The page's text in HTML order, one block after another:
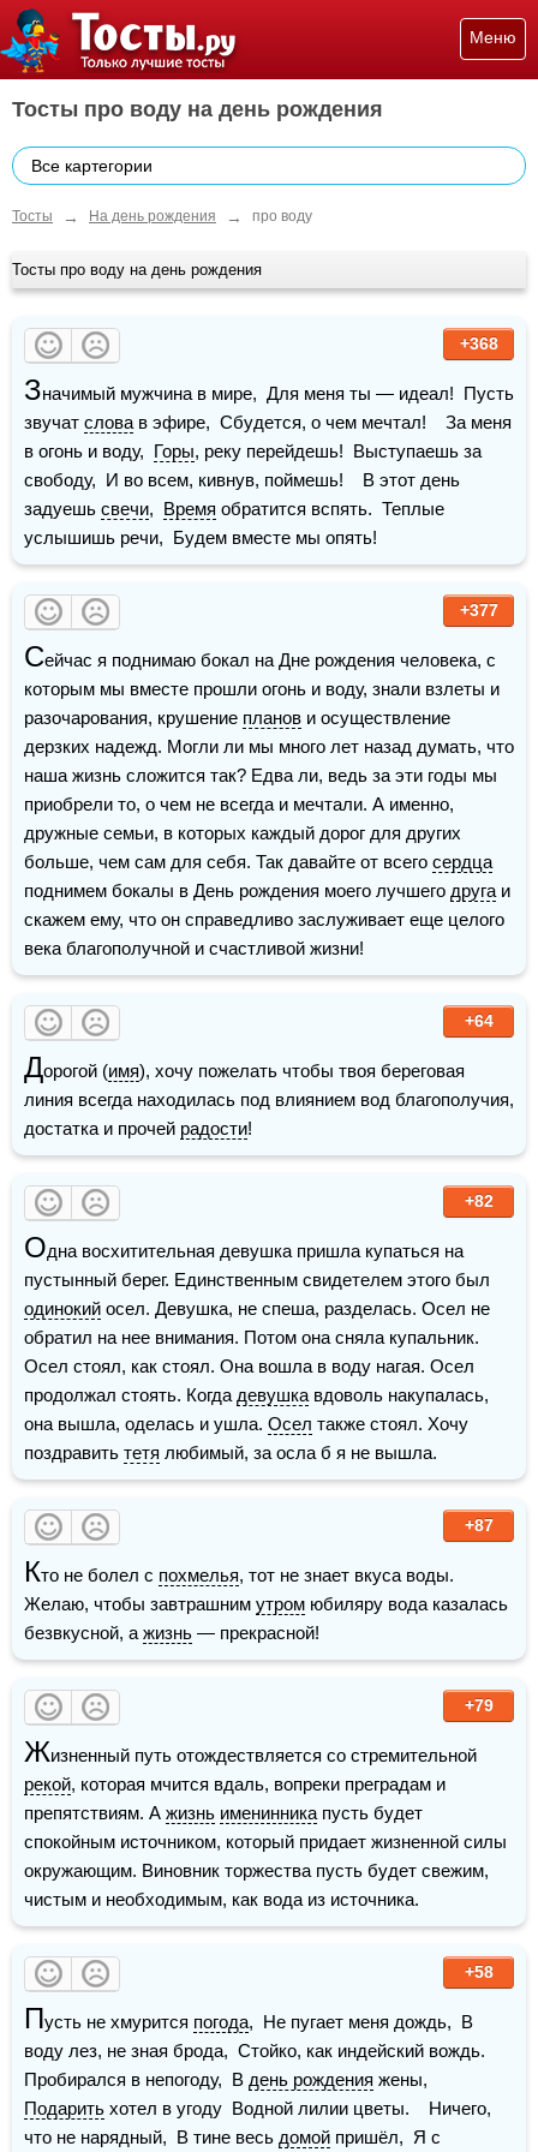
Меню
Тосты про воду на день рождения
Все картегории
Тосты → На день рождения → про воду
Тосты про воду на день рождения
+368
Значимый мужчина в мире,  Для меня ты — идеал!  Пусть
звучат слова в эфире,  Сбудется, о чем мечтал!    За меня
в огонь и воду, Горы, реку перейдешь!  Выступаешь за
свободу,  И во всем, кивнув, поймешь!    В этот день
задуешь свечи, Время обратится вспять.  Теплые
услышишь речи,  Будем вместе мы опять!
+377
Сейчас я поднимаю бокал на Дне рождения человека, с
которым мы вместе прошли огонь и воду, знали взлеты и
разочарования, крушение планов и осуществление
дерзких надежд. Могли ли мы много лет назад думать, что
наша жизнь сложится так? Едва ли, ведь за эти годы мы
приобрели то, о чем не всегда и мечтали. А именно,
дружные семьи, в которых каждый дорог для других
больше, чем сам для себя. Так давайте от всего сердца
поднимем бокалы в День рождения моего лучшего друга и
скажем ему, что он справедливо заслуживает еще целого
века благополучной и счастливой жизни!
+64
Дорогой (имя), хочу пожелать чтобы твоя береговая
линия всегда находилась под влиянием вод благополучия,
достатка и прочей радости!
+82
Одна восхитительная девушка пришла купаться на
одинокий осел. Девушка, не спеша, разделась. Осел не
обратил на нее внимания. Потом она сняла купальник.
Осел стоял, как стоял. Она вошла в воду нагая. Осел
продолжал стоять. Когда девушка вдоволь накупалась,
она вышла, оделась и ушла. Осел также стоял. Хочу
поздравить тетя любимый, за осла б я не вышла.
+87
Кто не болел с похмелья, тот не знает вкуса воды.
Желаю, чтобы завтрашним утром юбиляру вода казалась
безвкусной, а жизнь — прекрасной!
+79
Ж
рекой, которая мчится вдаль, вопреки преградам и
препятствиям. А жизнь именинника пусть будет
спокойным источником, который придает жизненной силы
окружающим. Виновник торжества пусть будет свежим,
чистым и необходимым, как вода из источника.
+58
Пусть не хмурится погода,  Не пугает меня дождь,  В
воду лез, не зная брода,  Стойко, как индейский вождь.
Пробирался в непогоду,  В день рождения
Подарить хотел в угоду  Водной лилии цветы.    Ничего,
что не нарядный,  В тине весь домой пришёл,  Я с